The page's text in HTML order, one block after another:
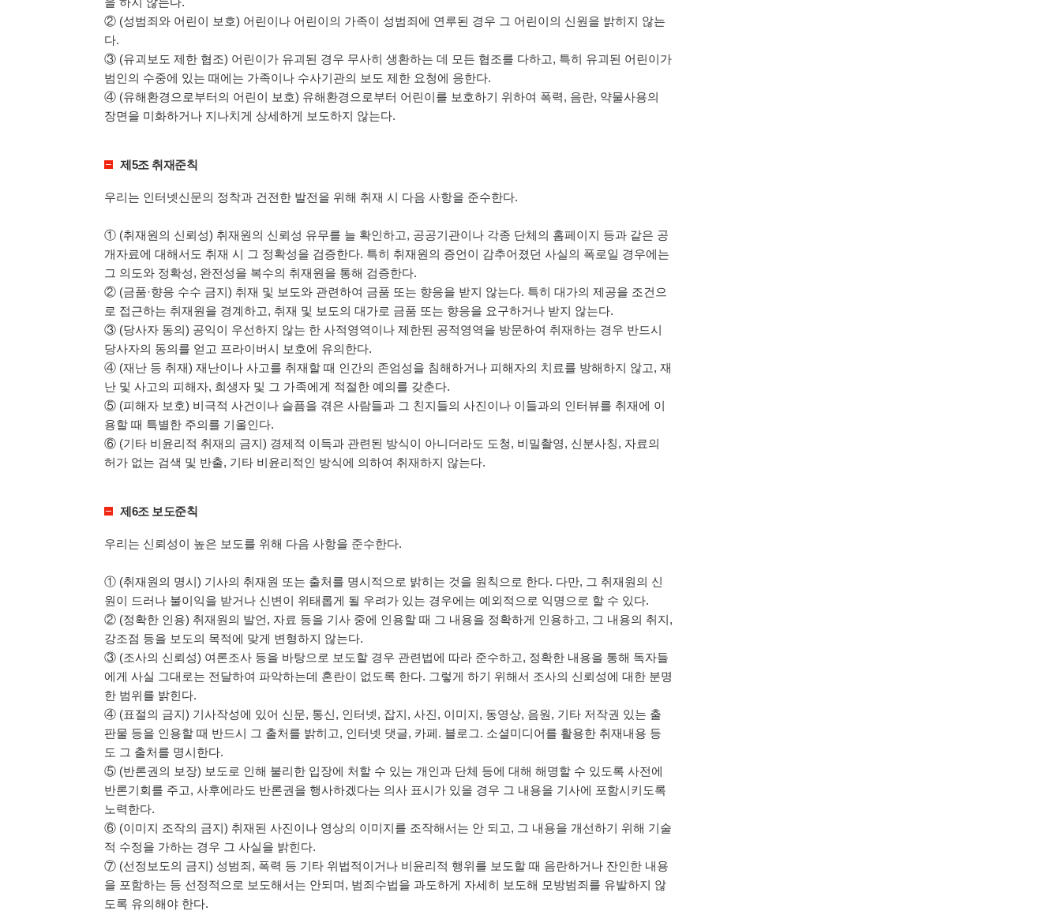
② (성범죄와 어린이 보호) 어린이나 어린이의 가족이 성범죄에 연루된 경우 그 어린이의 신원을 밝히지 않는
다.
③ (유괴보도 제한 협조) 어린이가 유괴된 경우 무사히 생환하는 데 모든 협조를 다하고, 특히 유괴된 어린이가
범인의 수중에 있는 때에는 가족이나 수사기관의 보도 제한 요청에 응한다.
④ (유해환경으로부터의 어린이 보호) 유해환경으로부터 어린이를 보호하기 위하여 폭력, 음란, 약물사용의
장면을 미화하거나 지나치게 상세하게 보도하지 않는다.
제5조 취재준칙
우리는 인터넷신문의 정착과 건전한 발전을 위해 취재 시 다음 사항을 준수한다.
① (취재원의 신뢰성) 취재원의 신뢰성 유무를 늘 확인하고, 공공기관이나 각종 단체의 홈페이지 등과 같은 공
개자료에 대해서도 취재 시 그 정확성을 검증한다. 특히 취재원의 증언이 감추어졌던 사실의 폭로일 경우에는
그 의도와 정확성, 완전성을 복수의 취재원을 통해 검증한다.
② (금품·향응 수수 금지) 취재 및 보도와 관련하여 금품 또는 향응을 받지 않는다. 특히 대가의 제공을 조건으
로 접근하는 취재원을 경계하고, 취재 및 보도의 대가로 금품 또는 향응을 요구하거나 받지 않는다.
③ (당사자 동의) 공익이 우선하지 않는 한 사적영역이나 제한된 공적영역을 방문하여 취재하는 경우 반드시
당사자의 동의를 얻고 프라이버시 보호에 유의한다.
④ (재난 등 취재) 재난이나 사고를 취재할 때 인간의 존엄성을 침해하거나 피해자의 치료를 방해하지 않고, 재
난 및 사고의 피해자, 희생자 및 그 가족에게 적절한 예의를 갖춘다.
⑤ (피해자 보호) 비극적 사건이나 슬픔을 겪은 사람들과 그 친지들의 사진이나 이들과의 인터뷰를 취재에 이
용할 때 특별한 주의를 기울인다.
⑥ (기타 비윤리적 취재의 금지) 경제적 이득과 관련된 방식이 아니더라도 도청, 비밀촬영, 신분사칭, 자료의
허가 없는 검색 및 반출, 기타 비윤리적인 방식에 의하여 취재하지 않는다.
제6조 보도준칙
우리는 신뢰성이 높은 보도를 위해 다음 사항을 준수한다.
① (취재원의 명시) 기사의 취재원 또는 출처를 명시적으로 밝히는 것을 원칙으로 한다. 다만, 그 취재원의 신
원이 드러나 불이익을 받거나 신변이 위태롭게 될 우려가 있는 경우에는 예외적으로 익명으로 할 수 있다.
② (정확한 인용) 취재원의 발언, 자료 등을 기사 중에 인용할 때 그 내용을 정확하게 인용하고, 그 내용의 취지,
강조점 등을 보도의 목적에 맞게 변형하지 않는다.
③ (조사의 신뢰성) 여론조사 등을 바탕으로 보도할 경우 관련법에 따라 준수하고, 정확한 내용을 통해 독자들
에게 사실 그대로는 전달하여 파악하는데 혼란이 없도록 한다. 그렇게 하기 위해서 조사의 신뢰성에 대한 분명
한 범위를 밝힌다.
④ (표절의 금지) 기사작성에 있어 신문, 통신, 인터넷, 잡지, 사진, 이미지, 동영상, 음원, 기타 저작권 있는 출
판물 등을 인용할 때 반드시 그 출처를 밝히고, 인터넷 댓글, 카페. 블로그. 소셜미디어를 활용한 취재내용 등
도 그 출처를 명시한다.
⑤ (반론권의 보장) 보도로 인해 불리한 입장에 처할 수 있는 개인과 단체 등에 대해 해명할 수 있도록 사전에
반론기회를 주고, 사후에라도 반론권을 행사하겠다는 의사 표시가 있을 경우 그 내용을 기사에 포함시키도록
노력한다.
⑥ (이미지 조작의 금지) 취재된 사진이나 영상의 이미지를 조작해서는 안 되고, 그 내용을 개선하기 위해 기술
적 수정을 가하는 경우 그 사실을 밝힌다.
⑦ (선정보도의 금지) 성범죄, 폭력 등 기타 위법적이거나 비윤리적 행위를 보도할 때 음란하거나 잔인한 내용
을 포함하는 등 선정적으로 보도해서는 안되며, 범죄수법을 과도하게 자세히 보도해 모방범죄를 유발하지 않
도록 유의해야 한다.